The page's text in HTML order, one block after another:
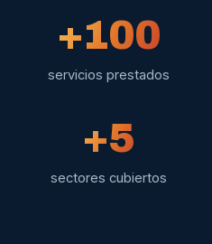
+100
servicios prestados
+5
sectores cubiertos